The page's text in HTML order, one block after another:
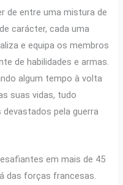
de entre uma mistura de
carácter, cada uma
e equipa os membros
de habilidades e armas.
algum tempo à volta
suas vidas, tudo
pela guerra
em mais de 45
das forças francesas.